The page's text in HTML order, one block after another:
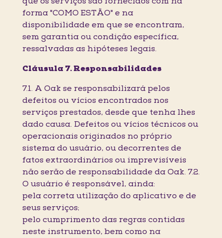
forma "COMO ESTÃO" e na
disponibilidade em que se encontram,
sem garantia ou condição específica,
ressalvadas as hipóteses legais.
Cláusula 7. Responsabilidades
7.1. A Oak se responsabilizará pelos
defeitos ou vícios encontrados nos
serviços prestados, desde que tenha lhes
dado causa. Defeitos ou vícios técnicos ou
operacionais originados no próprio
sistema do usuário, ou decorrentes de
fatos extraordinários ou imprevisíveis
não serão de responsabilidade da Oak. 7.2.
O usuário é responsável, ainda:
pela correta utilização do aplicativo e de
seus serviços;
pelo cumprimento das regras contidas
neste instrumento, bem como na